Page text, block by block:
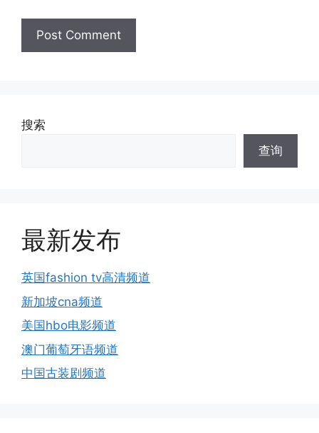
搜索
查询
最新发布
英国fashion tv高清频道
新加坡cna频道
美国hbo电影频道
澳门葡萄牙语频道
中国古装剧频道